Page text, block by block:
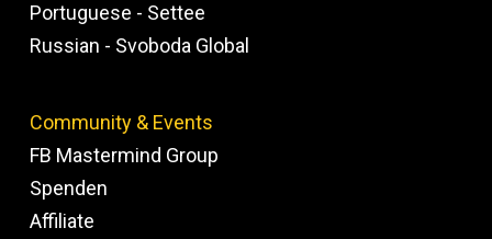
Portuguese - Settee
Russian - Svoboda Global
Community & Events
FB Mastermind Group
Spenden
Affiliate